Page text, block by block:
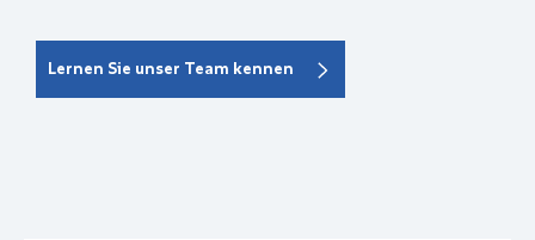
Lernen Sie unser Team kennen